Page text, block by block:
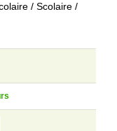
/ Scolaire /